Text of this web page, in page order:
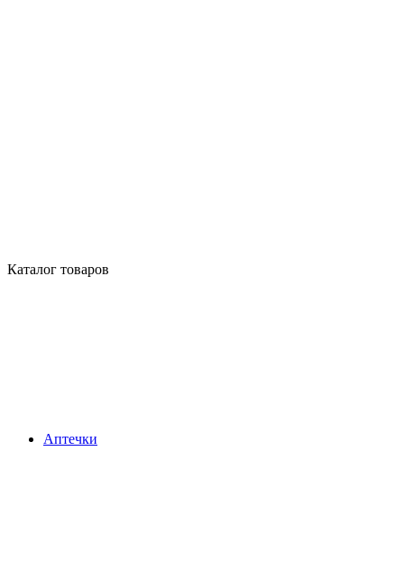
Каталог товаров
Аптечки